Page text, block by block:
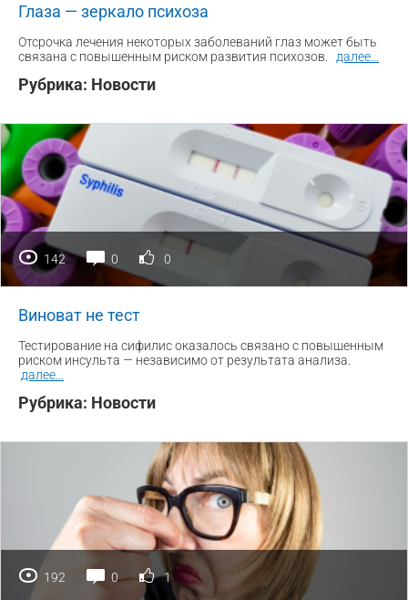
Глаза — зеркало психоза
Отсрочка лечения некоторых заболеваний глаз может быть
связана с повышенным риском развития психозов.
далее
Рубрика: Новости
142 0 0
Виноват не тест
Тестирование на сифилис оказалось связано с повышенным
риском инсульта — независимо от результата анализа.
далее
Рубрика: Новости
192 0 1